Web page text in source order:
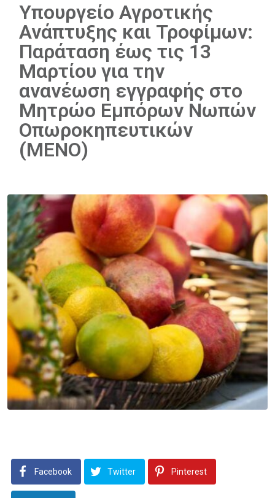
Υπουργείο Αγροτικής
Ανάπτυξης και Τροφίμων:
Παράταση έως τις 13
Μαρτίου για την
ανανέωση εγγραφής στο
Μητρώο Εμπόρων Νωπών
Οπωροκηπευτικών
(ΜΕΝΟ)
Facebook Twitter Pinterest